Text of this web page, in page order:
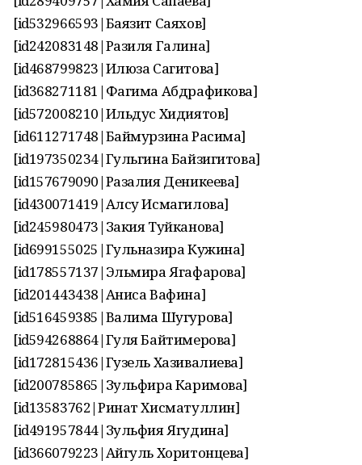
[id532966593|Баязит Саяхов]
[id242083148|Разиля Галина]
[id468799823|Илюза Сагитова]
[id368271181|Фагима Абдрафикова]
[id572008210|Ильдус Хидиятов]
[id611271748|Баймурзина Расима]
[id197350234|Гульгина Байзигитова]
[id157679090|Разалия Деникеева]
[id430071419|Алсу Исмагилова]
[id245980473|Закия Туйканова]
[id699155025|Гульназира Кужина]
[id178557137|Эльмира Ягафарова]
[id201443438|Аниса Вафина]
[id516459385|Валима Шугурова]
[id594268864|Гуля Байтимерова]
[id172815436|Гузель Хазивалиева]
[id200785865|Зульфира Каримова]
[id13583762|Ринат Хисматуллин]
[id491957844|Зульфия Ягудина]
[id366079223|Айгуль Хоритонцева]